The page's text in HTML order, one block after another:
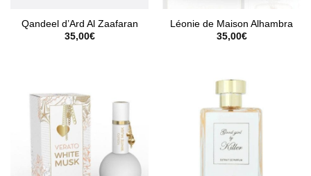
Qandeel d’Ard Al Zaafaran
35,00€
Léonie de Maison Alhambra
35,00€